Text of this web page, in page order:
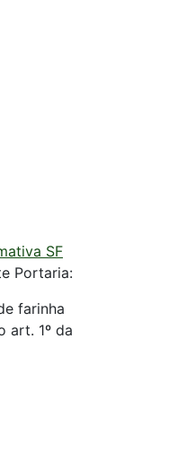
SF
Portaria:
farinha
art. 1º da